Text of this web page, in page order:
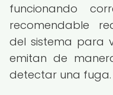
funcionando
recomendable
del sistema para
emitan de
detectar una fuga.